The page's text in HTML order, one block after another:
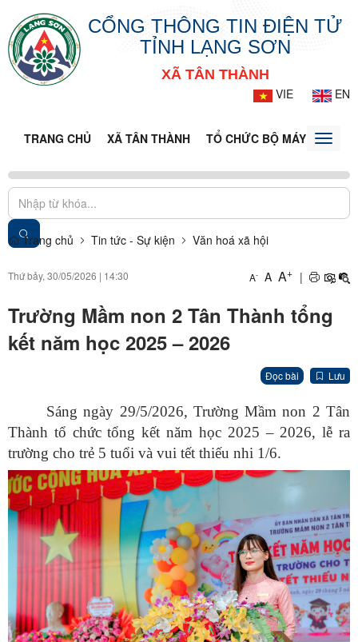
CỔNG THÔNG TIN ĐIỆN TỬ
TỈNH LẠNG SƠN
XÃ TÂN THÀNH
VIE
EN
TRANG CHỦ XÃ TÂN THÀNH TỔ CHỨC BỘ MÁY
Toggle
Trang chủ Tin tức - Sự kiện Văn hoá xã hội
Thứ bảy, 30/05/2026 | 14:30 A- A A+ |
Trường Mầm non 2 Tân Thành tổng
kết năm học 2025 – 2026
Đọc bài Lưu
Sáng ngày 29/5/2026, Trường Mầm non 2 Tân
Thành tổ chức tổng kết năm học 2025 – 2026, lễ ra
trường cho trẻ 5 tuổi và vui tết thiếu nhi 1/6.